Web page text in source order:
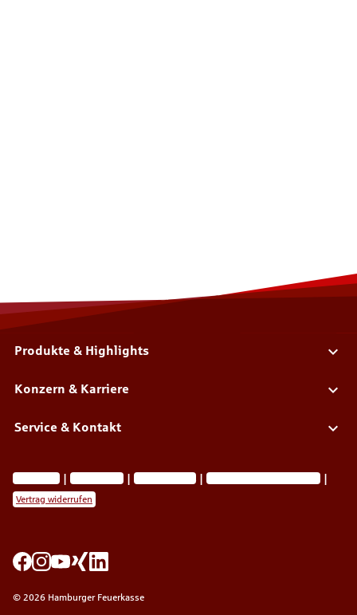
Produkte & Highlights
Konzern & Karriere
Service & Kontakt
Impressum Datenschutz Barrierefreiheit
Privatsphäre-Einstellungen
Vertrag widerrufen